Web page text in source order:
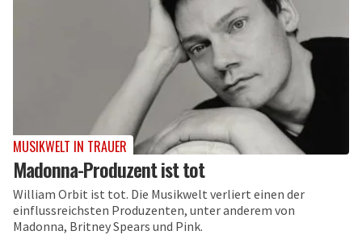
MUSIKWELT IN TRAUER
Madonna-Produzent ist tot
William Orbit ist tot. Die Musikwelt verliert einen der
einflussreichsten Produzenten, unter anderem von
Madonna, Britney Spears und Pink.